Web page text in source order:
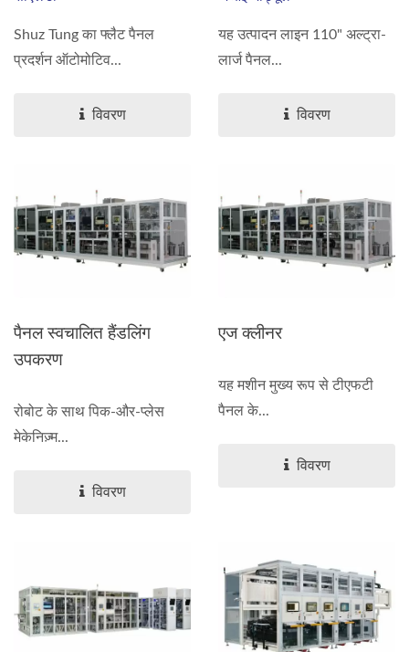
Shuz Tung का फ्लैट पैनल
प्रदर्शन ऑटोमोटिव...
विवरण
यह उत्पादन लाइन 110" अल्ट्रा-
लार्ज पैनल...
विवरण
पैनल स्वचालित हैंडलिंग
उपकरण
रोबोट के साथ पिक-और-प्लेस
मेकेनिज़्म...
विवरण
एज क्लीनर
यह मशीन मुख्य रूप से टीएफटी
पैनल के...
विवरण